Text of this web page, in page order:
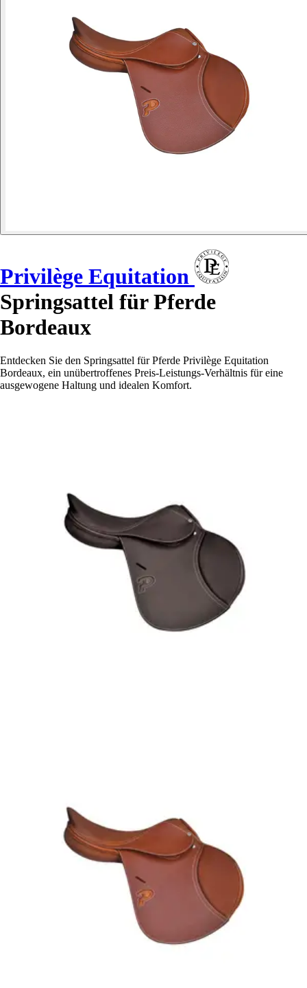
Privilège Equitation
Springsattel für Pferde
Bordeaux
Entdecken Sie den Springsattel für Pferde Privilège Equitation
Bordeaux, ein unübertroffenes Preis-Leistungs-Verhältnis für eine
ausgewogene Haltung und idealen Komfort.